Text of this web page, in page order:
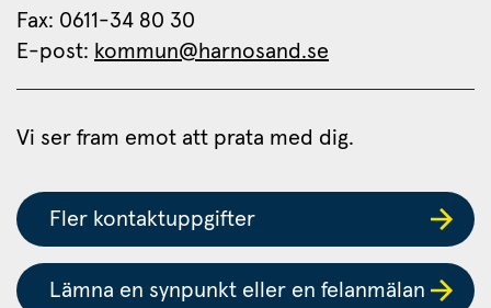
Fax: 0611-34 80 30
E-post: kommun@harnosand.se
Vi ser fram emot att prata med dig.
Fler kontaktuppgifter
Lämna en synpunkt eller en felanmälan